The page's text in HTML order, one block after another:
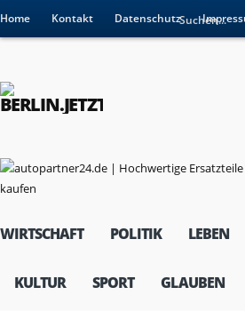
Home Kontakt Datenschutz
WIRTSCHAFT POLITIK LEBEN
KULTUR SPORT GLAUBEN